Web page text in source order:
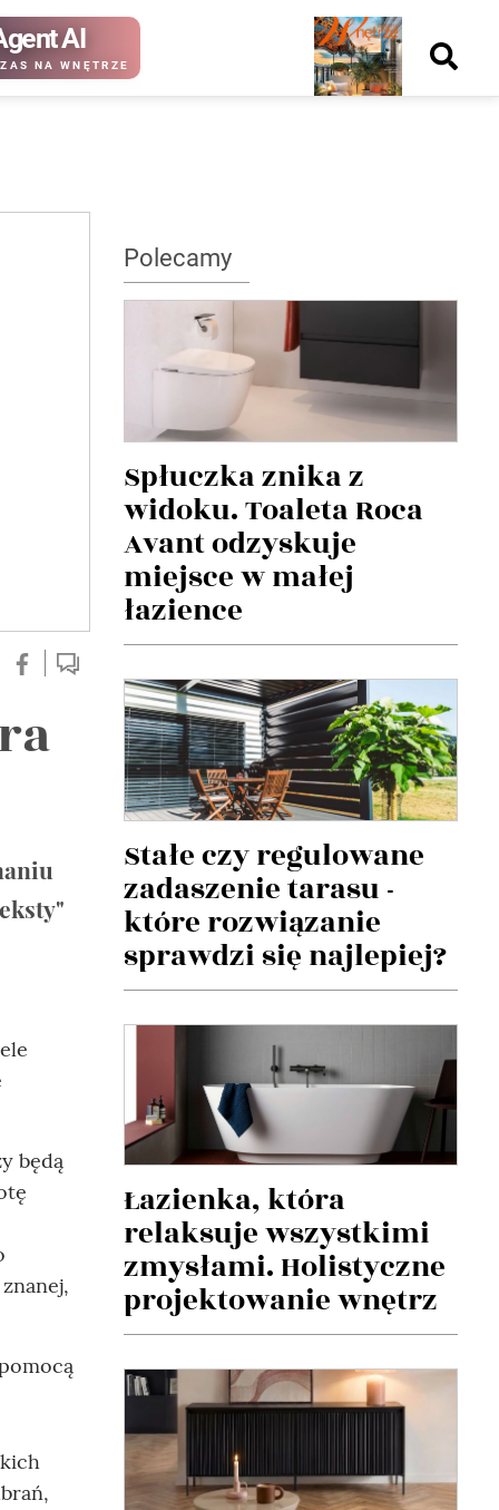
AI
NA WNĘTRZE
Nowy
numer
będą
Polecamy
Spłuczka znika z
widoku. Toaleta Roca
Avant odzyskuje
miejsce w małej
łazience
Stałe czy regulowane
zadaszenie tarasu -
które rozwiązanie
sprawdzi się najlepiej?
Łazienka, która
relaksuje wszystkimi
zmysłami. Holistyczne
projektowanie wnętrz